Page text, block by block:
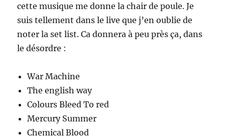
cette musique me donne la chair de poule. Je
suis tellement dans le live que j’en oublie de
noter la set list. Ca donnera à peu près ça, dans
le désordre :
War Machine
The english way
Colours Bleed To red
Mercury Summer
Chemical Blood